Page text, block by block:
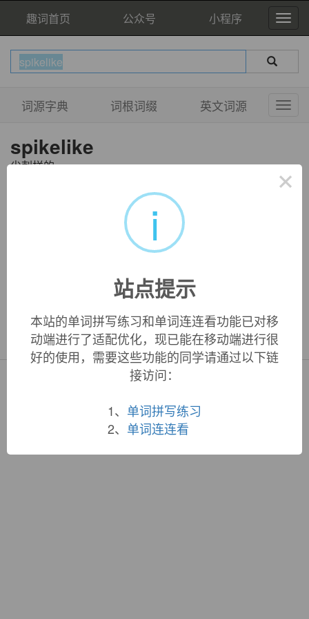
趣词首页 公众号 小程序
词源字典 词根词缀 英文词源
spikelike
尖刺样的
« / 3 »
Copyright © QuWord.com All Rights Reserved.
蜀ICP备19033398号-1
×
i
站点提示
本站的单词拼写练习和单词连连看功能已对移
动端进行了适配优化，现已能在移动端进行很
好的使用，需要这些功能的同学请通过以下链
接访问：
1、 单词拼写练习
2、 单词连连看